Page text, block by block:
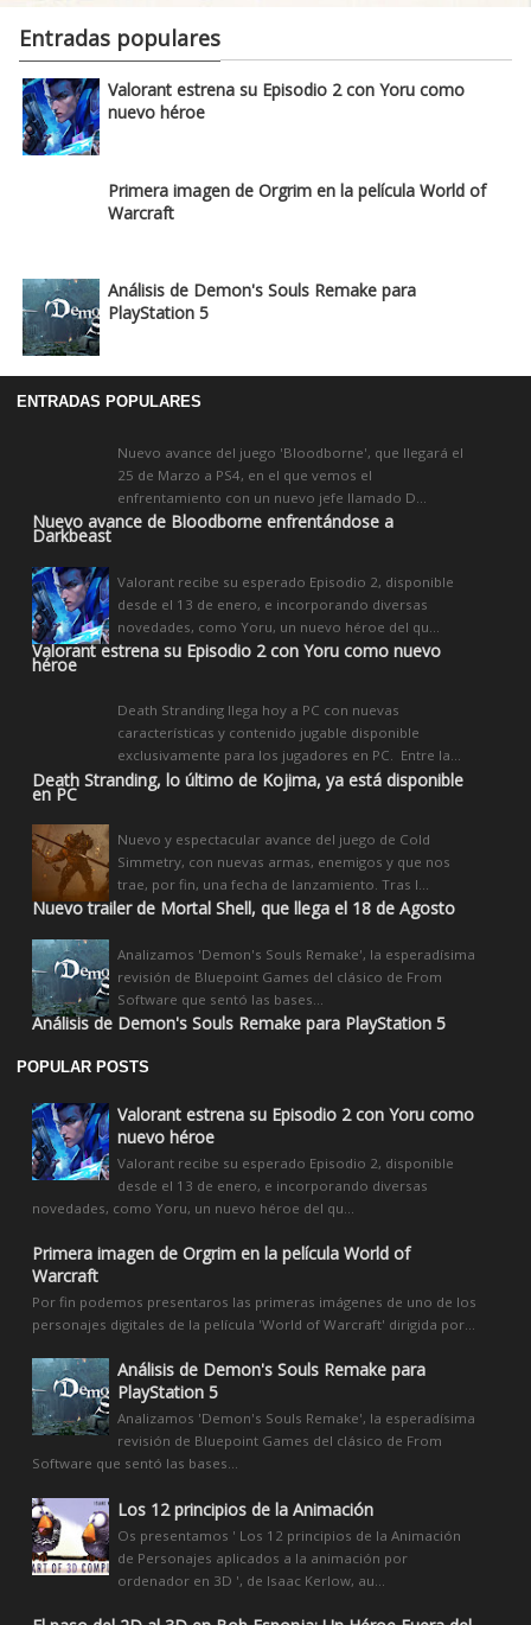
Entradas populares
Valorant estrena su Episodio 2 con Yoru como
nuevo héroe
Primera imagen de Orgrim en la película World of
Warcraft
Análisis de Demon's Souls Remake para
PlayStation 5
ENTRADAS POPULARES
Nuevo avance de Bloodborne enfrentándose a
Darkbeast
Nuevo avance del juego 'Bloodborne', que llegará el
25 de Marzo a PS4, en el que vemos el
enfrentamiento con un nuevo jefe llamado D...
Valorant estrena su Episodio 2 con Yoru como nuevo
héroe
Valorant recibe su esperado Episodio 2, disponible
desde el 13 de enero, e incorporando diversas
novedades, como Yoru, un nuevo héroe del qu...
Death Stranding, lo último de Kojima, ya está disponible
en PC
Death Stranding llega hoy a PC con nuevas
características y contenido jugable disponible
exclusivamente para los jugadores en PC. Entre la...
Nuevo trailer de Mortal Shell, que llega el 18 de Agosto
Nuevo y espectacular avance del juego de Cold
Simmetry, con nuevas armas, enemigos y que nos
trae, por fin, una fecha de lanzamiento. Tras l...
Análisis de Demon's Souls Remake para PlayStation 5
Analizamos 'Demon's Souls Remake', la esperadísima
revisión de Bluepoint Games del clásico de From
Software que sentó las bases...
POPULAR POSTS
Valorant estrena su Episodio 2 con Yoru como
nuevo héroe
Valorant recibe su esperado Episodio 2, disponible
desde el 13 de enero, e incorporando diversas
novedades, como Yoru, un nuevo héroe del qu...
Primera imagen de Orgrim en la película World of
Warcraft
Por fin podemos presentaros las primeras imágenes de uno de los
personajes digitales de la película 'World of Warcraft' dirigida por...
Análisis de Demon's Souls Remake para
PlayStation 5
Analizamos 'Demon's Souls Remake', la esperadísima
revisión de Bluepoint Games del clásico de From
Software que sentó las bases...
Los 12 principios de la Animación
Os presentamos ' Los 12 principios de la Animación
de Personajes aplicados a la animación por
ordenador en 3D ', de Isaac Kerlow, au...